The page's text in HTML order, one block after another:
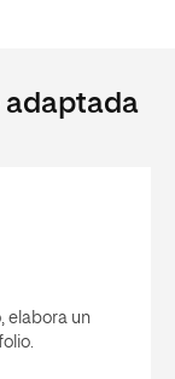
adaptada
elabora un